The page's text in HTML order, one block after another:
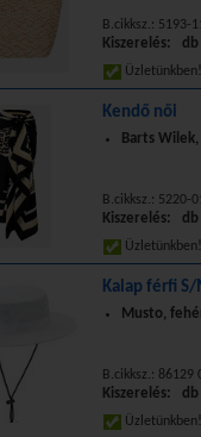
B.cikksz.: 5193-
Kiszerelés: db
Kendő női
Barts
B.cikksz.: 5220-
Kiszerelés: db
Kalap férfi
Musto,
B.cikksz.: 86129
Kiszerelés: db